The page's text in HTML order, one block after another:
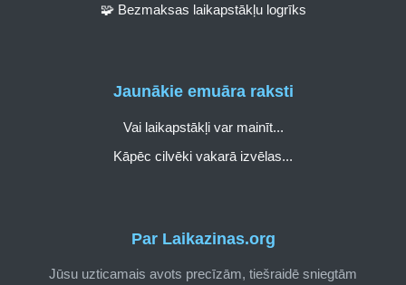
Par Laikazinas.org
Jūsu uzticamais avots precīzām, tiešraidē sniegtām
🧩 Bezmaksas laikapstākļu logrīks
Jaunākie emuāra raksti
Vai laikapstākļi var mainīt...
Kāpēc cilvēki vakarā izvēlas...